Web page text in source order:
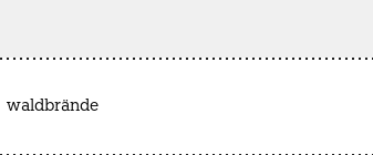
waldbrände